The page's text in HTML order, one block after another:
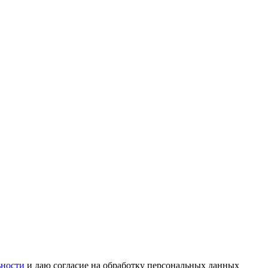
и даю согласие на обработку персональных данных